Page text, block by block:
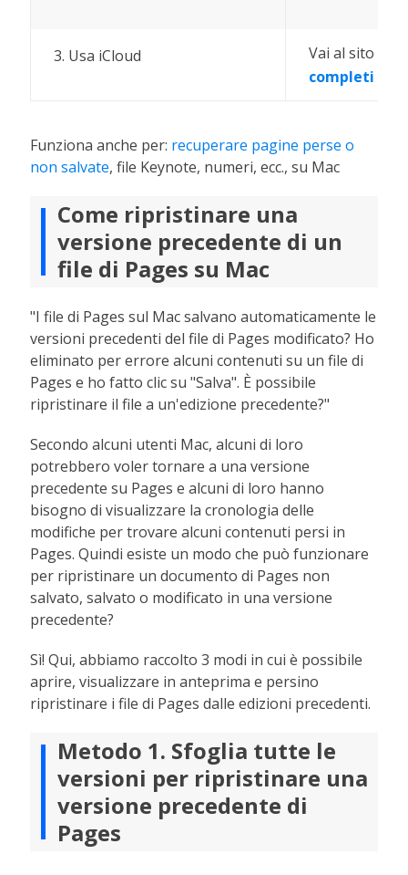
3. Usa iCloud
Vai al sito
completi
Funziona anche per: recuperare pagine perse o
non salvate, file Keynote, numeri, ecc., su Mac
Come ripristinare una
versione precedente di un
file di Pages su Mac
"I file di Pages sul Mac salvano automaticamente le
versioni precedenti del file di Pages modificato? Ho
eliminato per errore alcuni contenuti su un file di
Pages e ho fatto clic su "Salva". È possibile
ripristinare il file a un'edizione precedente?"
Secondo alcuni utenti Mac, alcuni di loro
potrebbero voler tornare a una versione
precedente su Pages e alcuni di loro hanno
bisogno di visualizzare la cronologia delle
modifiche per trovare alcuni contenuti persi in
Pages. Quindi esiste un modo che può funzionare
per ripristinare un documento di Pages non
salvato, salvato o modificato in una versione
precedente?
Sì! Qui, abbiamo raccolto 3 modi in cui è possibile
aprire, visualizzare in anteprima e persino
ripristinare i file di Pages dalle edizioni precedenti.
Metodo 1. Sfoglia tutte le
versioni per ripristinare una
versione precedente di
Pages